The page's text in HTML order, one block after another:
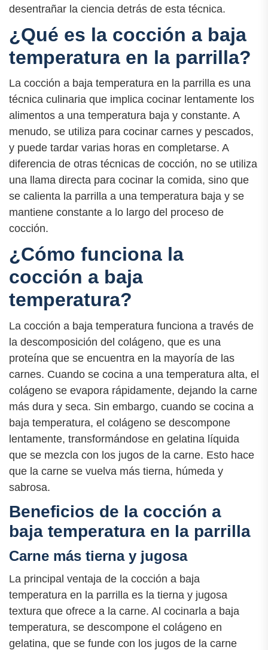
desentrañar la ciencia detrás de esta técnica.
¿Qué es la cocción a baja
temperatura en la parrilla?
La cocción a baja temperatura en la parrilla es una
técnica culinaria que implica cocinar lentamente los
alimentos a una temperatura baja y constante. A
menudo, se utiliza para cocinar carnes y pescados,
y puede tardar varias horas en completarse. A
diferencia de otras técnicas de cocción, no se utiliza
una llama directa para cocinar la comida, sino que
se calienta la parrilla a una temperatura baja y se
mantiene constante a lo largo del proceso de
cocción.
¿Cómo funciona la
cocción a baja
temperatura?
La cocción a baja temperatura funciona a través de
la descomposición del colágeno, que es una
proteína que se encuentra en la mayoría de las
carnes. Cuando se cocina a una temperatura alta, el
colágeno se evapora rápidamente, dejando la carne
más dura y seca. Sin embargo, cuando se cocina a
baja temperatura, el colágeno se descompone
lentamente, transformándose en gelatina líquida
que se mezcla con los jugos de la carne. Esto hace
que la carne se vuelva más tierna, húmeda y
sabrosa.
Beneficios de la cocción a
baja temperatura en la parrilla
Carne más tierna y jugosa
La principal ventaja de la cocción a baja
temperatura en la parrilla es la tierna y jugosa
textura que ofrece a la carne. Al cocinarla a baja
temperatura, se descompone el colágeno en
gelatina, que se funde con los jugos de la carne